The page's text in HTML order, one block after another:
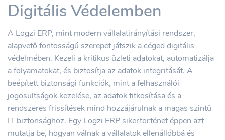
Digitális Védelemben
A Logzi ERP, mint modern vállalatirányítási rendszer,
alapvető fontosságú szerepet játszik a céged digitális
védelmében. Kezeli a kritikus üzleti adatokat, automatizálja
a folyamatokat, és biztosítja az adatok integritását. A
beépített biztonsági funkciók, mint a felhasználói
jogosultságok kezelése, az adatok titkosítása és a
rendszeres frissítések mind hozzájárulnak a magas szintű
IT biztonsághoz. Egy Logzi ERP sikertörténet éppen azt
mutatja be, hogyan válnak a vállalatok ellenállóbbá és